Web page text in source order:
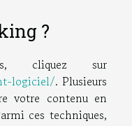
?
cliquez sur
logiciel/. Plusieurs
votre contenu en
ces techniques,